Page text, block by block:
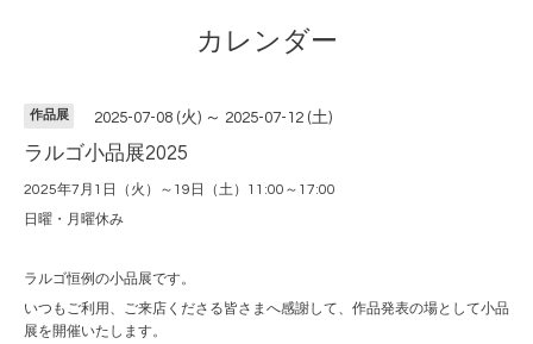
カレンダー
作品展 2025-07-08 (火) ～ 2025-07-12 (土)
ラルゴ小品展2025
2025年7月1日（火）～19日（土）11:00～17:00
日曜・月曜休み
ラルゴ恒例の小品展です。
いつもご利用、ご来店くださる皆さまへ感謝して、作品発表の場として小品
展を開催いたします。